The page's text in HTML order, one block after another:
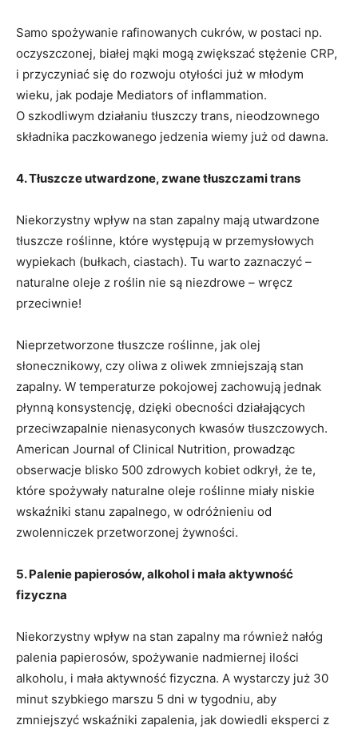
Samo spożywanie rafinowanych cukrów, w postaci np.
oczyszczonej, białej mąki mogą zwiększać stężenie CRP,
i przyczyniać się do rozwoju otyłości już w młodym
wieku, jak podaje Mediators of inflammation.
O szkodliwym działaniu tłuszczy trans, nieodzownego
składnika paczkowanego jedzenia wiemy już od dawna.
4. Tłuszcze utwardzone, zwane tłuszczami trans
Niekorzystny wpływ na stan zapalny mają utwardzone
tłuszcze roślinne, które występują w przemysłowych
wypiekach (bułkach, ciastach). Tu warto zaznaczyć –
naturalne oleje z roślin nie są niezdrowe – wręcz
przeciwnie!
Nieprzetworzone tłuszcze roślinne, jak olej
słonecznikowy, czy oliwa z oliwek zmniejszają stan
zapalny. W temperaturze pokojowej zachowują jednak
płynną konsystencję, dzięki obecności działających
przeciwzapalnie nienasyconych kwasów tłuszczowych.
American Journal of Clinical Nutrition, prowadząc
obserwacje blisko 500 zdrowych kobiet odkrył, że te,
które spożywały naturalne oleje roślinne miały niskie
wskaźniki stanu zapalnego, w odróżnieniu od
zwolenniczek przetworzonej żywności.
5. Palenie papierosów, alkohol i mała aktywność
fizyczna
Niekorzystny wpływ na stan zapalny ma również nałóg
palenia papierosów, spożywanie nadmiernej ilości
alkoholu, i mała aktywność fizyczna. A wystarczy już 30
minut szybkiego marszu 5 dni w tygodniu, aby
zmniejszyć wskaźniki zapalenia, jak dowiedli eksperci z